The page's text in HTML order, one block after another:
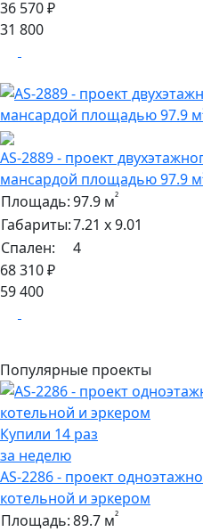
36 570 ₽
31 800
AS-2889 - проект
мансардой площадью 97.9
Площадь:97.9 м²
Габариты:7.21 х 9.01
Спален:
4
68 310 ₽
59 400
Популярные проекты
Купили 14 раз
за неделю
AS-2286 - проект
котельной и эркером
Площадь:89.7 м²